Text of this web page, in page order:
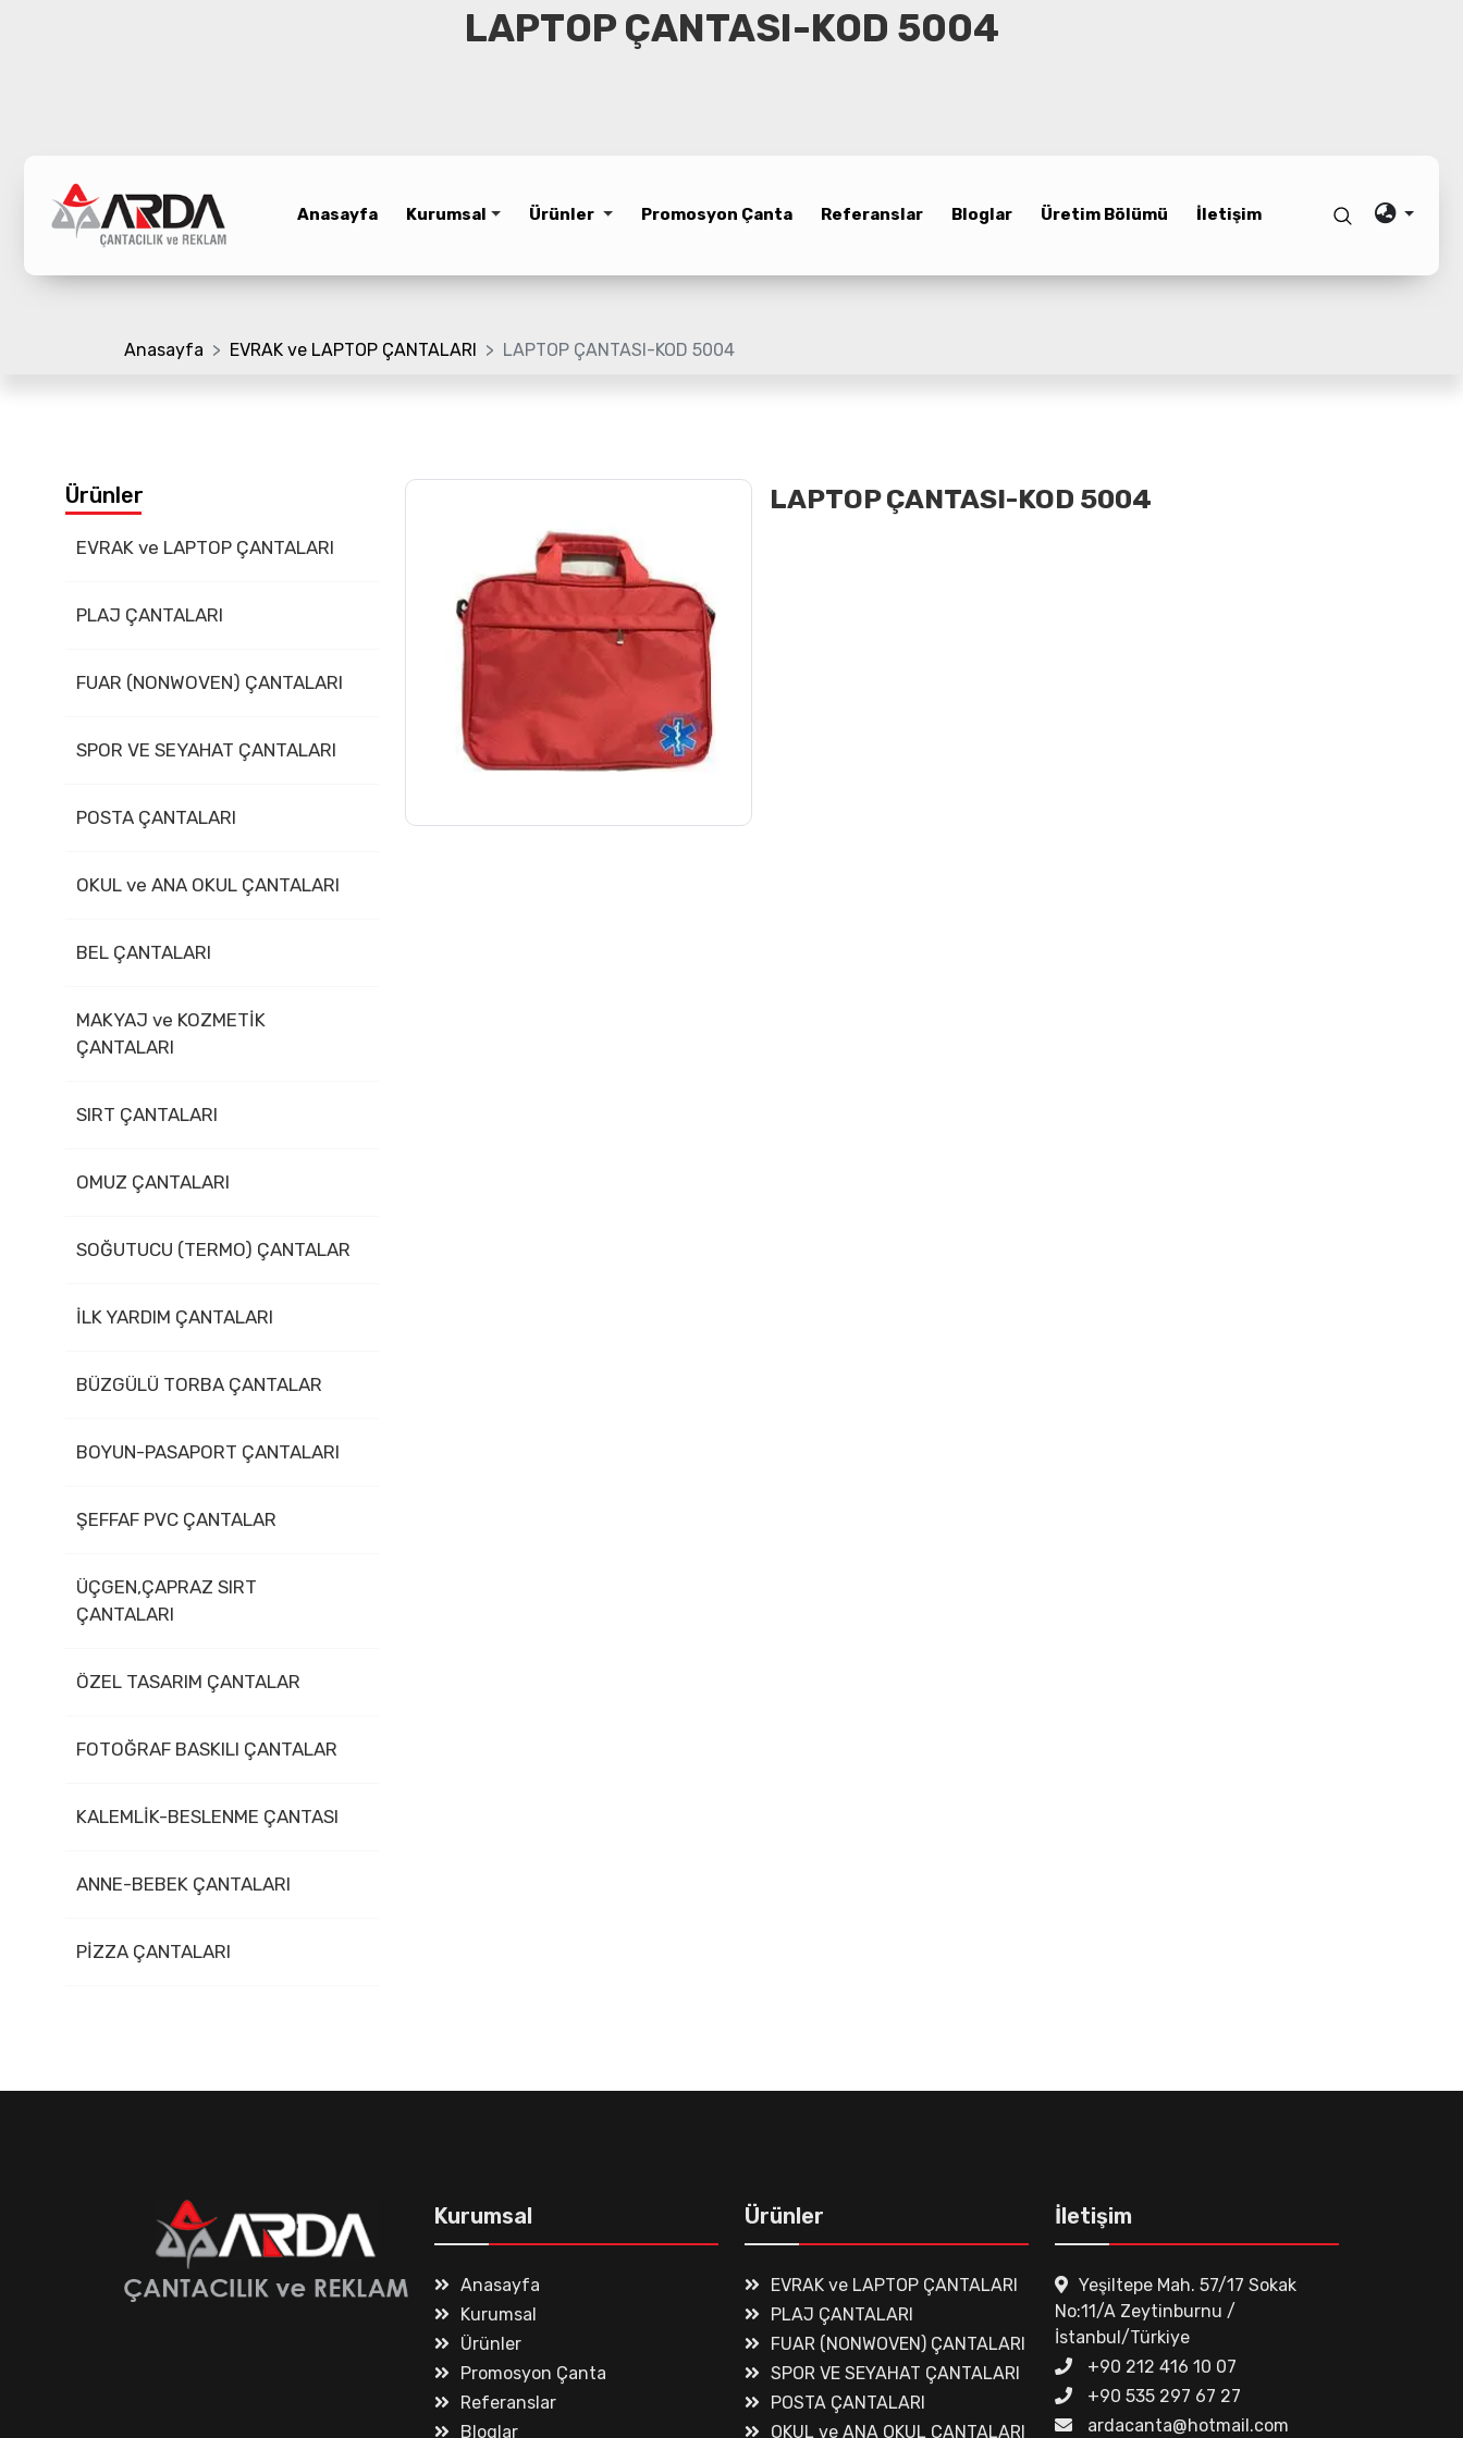
Anasayfa Kurumsal Ürünler Promosyon Çanta Referanslar Bloglar Üretim Bölümü İletişim
Kurumsal
Ürünler
Referanslar
İletişim
LAPTOP ÇANTASI-KOD 5004
Anasayfa EVRAK ve LAPTOP ÇANTALARI LAPTOP ÇANTASI-KOD 5004
Ürünler
EVRAK ve LAPTOP ÇANTALARI
PLAJ ÇANTALARI
FUAR (NONWOVEN) ÇANTALARI
SPOR VE SEYAHAT ÇANTALARI
POSTA ÇANTALARI
OKUL ve ANA OKUL ÇANTALARI
BEL ÇANTALARI
MAKYAJ ve KOZMETİK
ÇANTALARI
SIRT ÇANTALARI
OMUZ ÇANTALARI
SOĞUTUCU (TERMO) ÇANTALAR
İLK YARDIM ÇANTALARI
BÜZGÜLÜ TORBA ÇANTALAR
BOYUN-PASAPORT ÇANTALARI
ŞEFFAF PVC ÇANTALAR
ÜÇGEN,ÇAPRAZ SIRT
ÇANTALARI
ÖZEL TASARIM ÇANTALAR
FOTOĞRAF BASKILI ÇANTALAR
KALEMLİK-BESLENME ÇANTASI
ANNE-BEBEK ÇANTALARI
PİZZA ÇANTALARI
LAPTOP ÇANTASI-KOD 5004
Kurumsal
Anasayfa
Kurumsal
Ürünler
Promosyon Çanta
Referanslar
Bloglar
Ürünler
EVRAK ve LAPTOP ÇANTALARI
PLAJ ÇANTALARI
FUAR (NONWOVEN) ÇANTALARI
SPOR VE SEYAHAT ÇANTALARI
POSTA ÇANTALARI
OKUL ve ANA OKUL ÇANTALARI
İletişim
Yeşiltepe Mah. 57/17 Sokak
No:11/A Zeytinburnu /
İstanbul/Türkiye
+90 212 416 10 07
+90 535 297 67 27
ardacanta@hotmail.com